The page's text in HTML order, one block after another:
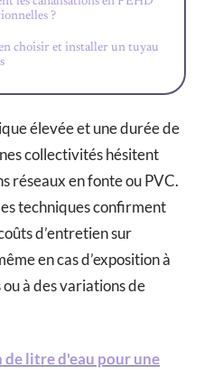
?
choisir et installer un tuyau
élevée et une durée de
collectivités hésitent
réseaux en fonte ou PVC.
techniques confirment
d’entretien sur
en cas d’exposition à
à des variations de
de litre d'eau pour une